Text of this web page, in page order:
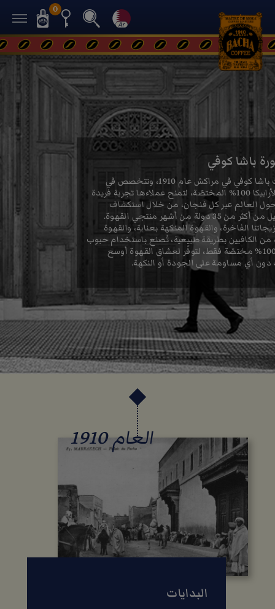
0
عالمنا نبذة عنا
رجوع
باشا كوفي
تأسست باشا كوفي في مراكش عام 1910، وتتخصص في
قهوة الأرابيكا 100% المختصّة، لتمنح عملاءها تجربة فريدة
العالم عبر كل فنجان، من خلال استكشاف
محاصيل من أكثر من 35 دولة من أشهر منتجي القهوة.
الفاخرة، والقهوة المنكهة بعناية، والقهوة
من الكافيين بطريقة طبيعية، تُصنع باستخدام حبوب
أرابيكا 100% مختصّة فقط، لتوفّر لعشاق القهوة أوسع
دون أي مساومة على الجودة أو النكهة.
العام 1910
البدايات